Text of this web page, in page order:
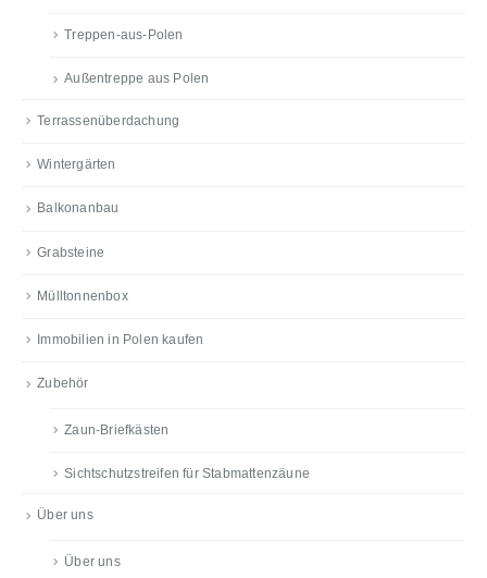
Treppen-aus-Polen
Außentreppe aus Polen
Terrassenüberdachung
Wintergärten
Balkonanbau
Grabsteine
Mülltonnenbox
Immobilien in Polen kaufen
Zubehör
Zaun-Briefkästen
Sichtschutzstreifen für Stabmattenzäune
Über uns
Über uns